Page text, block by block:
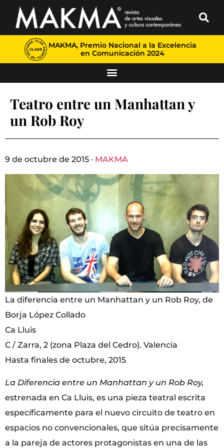
MAKMA, Premio Nacional a la Excelencia
en Comunicación 2024
Teatro entre un Manhattan y
un Rob Roy
9 de octubre de 2015 · MAKMA
La diferencia entre un Manhattan y un Rob Roy, de
Borja López Collado
Ca Lluis
C / Zarra, 2 (zona Plaza del Cedro). Valencia
Hasta finales de octubre, 2015
La Diferencia entre un Manhattan y un Rob Roy,
estrenada en Ca Lluis, es una pieza teatral escrita
específicamente para el nuevo circuito de teatro en
espacios no convencionales, que sitúa precisamente
a la pareja de actores protagonistas en una de las